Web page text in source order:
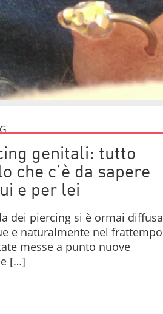
genitali: tutto
che c’è da sapere
e per lei
dei piercing si è ormai diffusa
e naturalmente nel frattempo
messe a punto nuove
[…]